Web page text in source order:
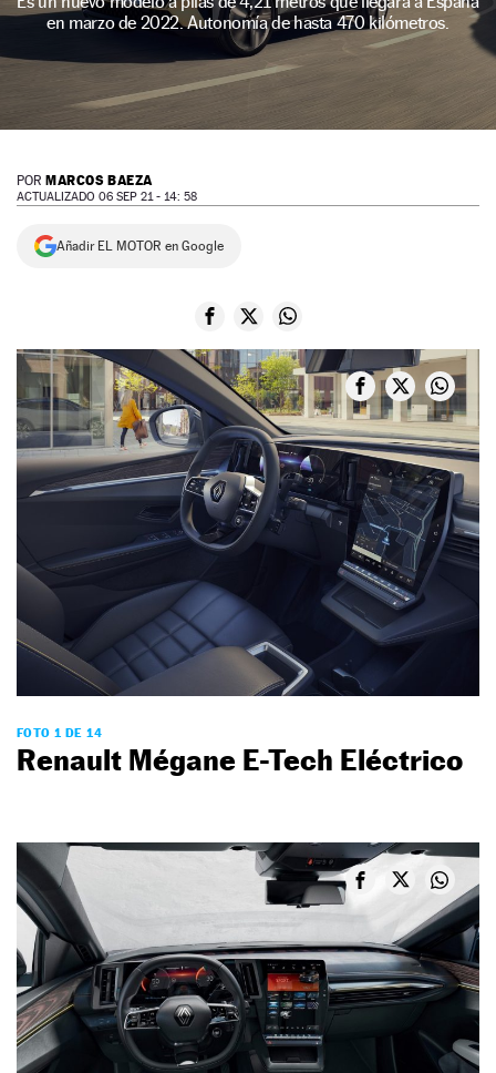
NEWSLETTERen marzo de 2022. Autonomía de hasta 470 kilómetros.
POR MARCOS BAEZA
ACTUALIZADO 06 SEP 21 - 14: 58
Añadir EL MOTOR en Google
FOTO 1 DE 14
Renault Mégane E-Tech Eléctrico